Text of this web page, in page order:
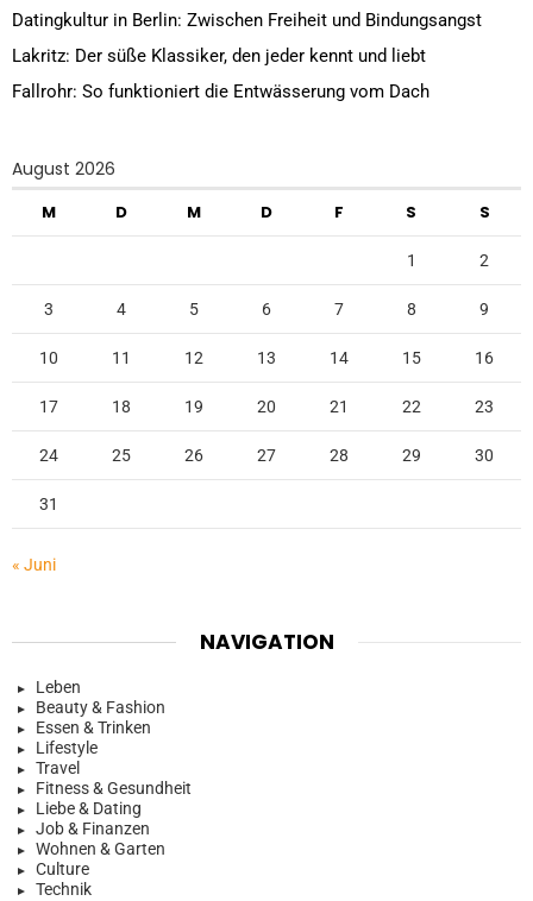
Datingkultur in Berlin: Zwischen Freiheit und Bindungsangst
Lakritz: Der süße Klassiker, den jeder kennt und liebt
Fallrohr: So funktioniert die Entwässerung vom Dach
August 2026
M D M D F S S
1 2
3 4 5 6 7 8 9
10 11 12 13 14 15 16
17 18 19 20 21 22 23
24 25 26 27 28 29 30
31
« Juni
NAVIGATION
Leben
Beauty & Fashion
Essen & Trinken
Lifestyle
Travel
Fitness & Gesundheit
Liebe & Dating
Job & Finanzen
Wohnen & Garten
Culture
Technik